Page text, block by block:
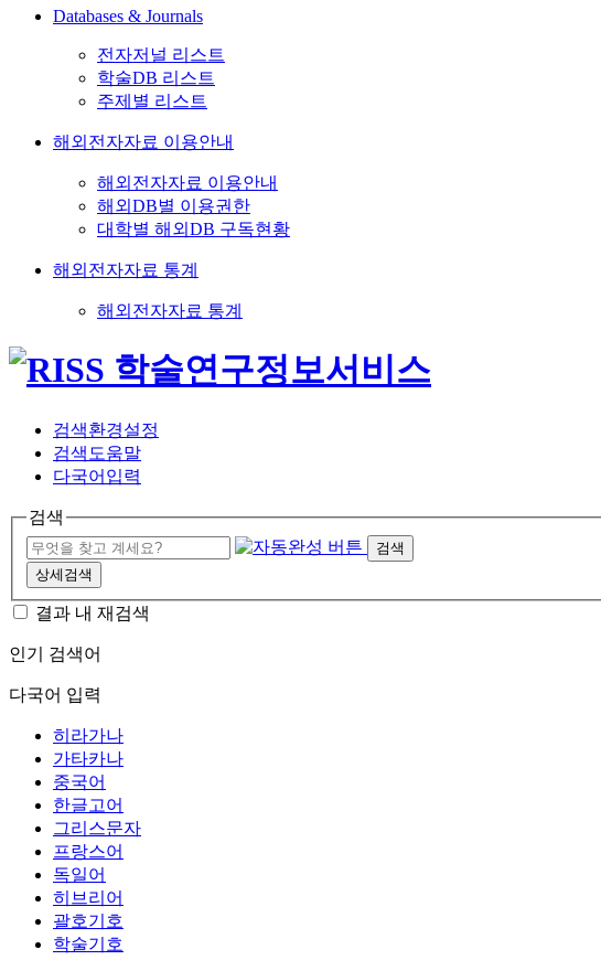
Databases & Journals
전자저널 리스트
학술DB 리스트
주제별 리스트
해외전자자료 이용안내
해외전자자료 이용안내
해외DB별 이용권한
대학별 해외DB 구독현황
해외전자자료 통계
해외전자자료 통계
검색환경설정
검색도움말
다국어입력
검색
검색
상세검색
결과 내 재검색
인기 검색어
다국어 입력
히라가나
가타카나
중국어
한글고어
그리스문자
프랑스어
독일어
히브리어
괄호기호
학술기호